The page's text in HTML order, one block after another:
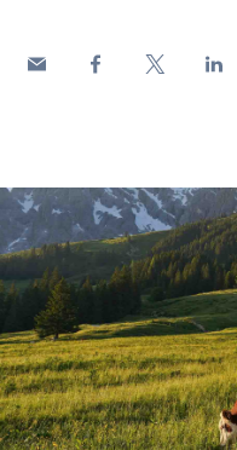
Horarios punta, llano
¿Qué es el consumo
Ofertas para
Compromiso
Estafas telefónicas